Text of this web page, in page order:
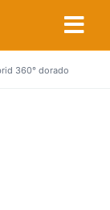
360° dorado